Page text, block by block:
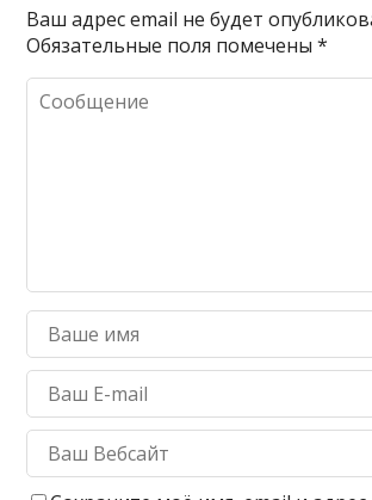
Ваш адрес email не будет
Обязательные поля помечены*